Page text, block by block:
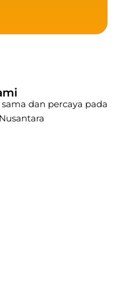
dan percaya pada